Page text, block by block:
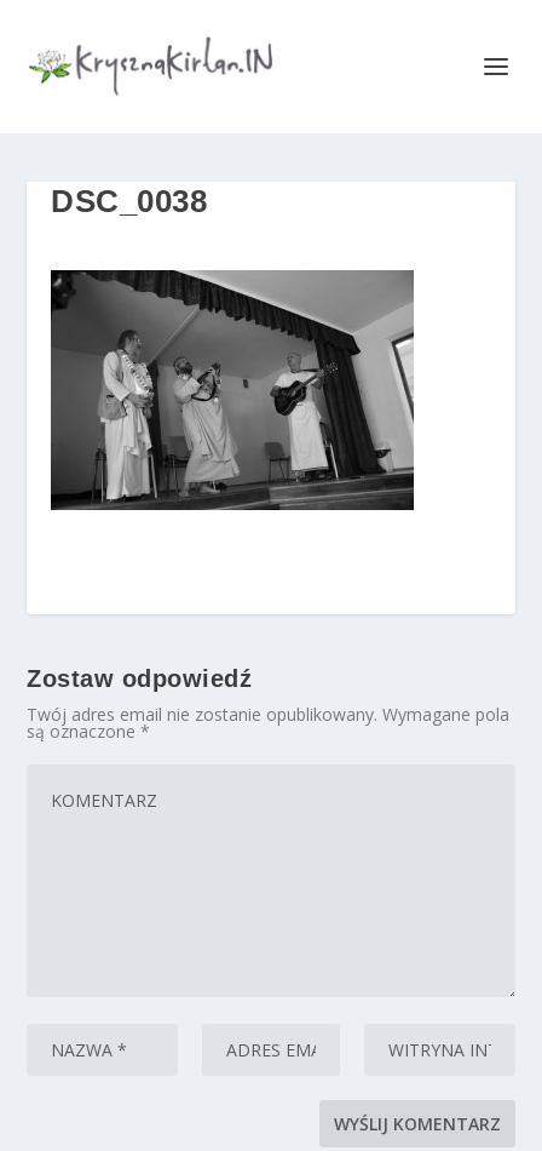
DSC_0038
Zostaw odpowiedź
Twój adres email nie zostanie opublikowany. Wymagane pola
są oznaczone*